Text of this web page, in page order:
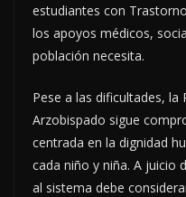
estudiantes con
los apoyos médicos,
población necesita.
Pese a las dificultades, la
Arzobispado sigue
centrada en la dignidad
cada niño y niña. A juicio
al sistema debe